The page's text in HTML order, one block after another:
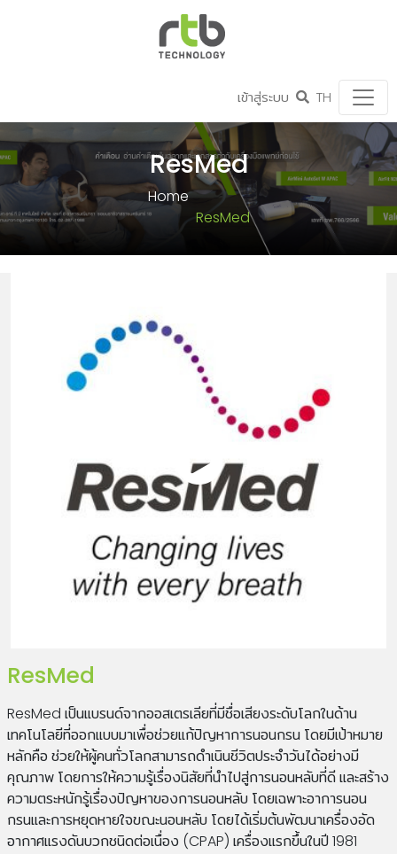
เข้าสู่ระบบ TH
ResMed
Home
ResMed
ResMed
ResMed เป็นแบรนด์จากออสเตรเลียที่มีชื่อเสียงระดับโลกในด้าน
เทคโนโลยีที่ออกแบบมาเพื่อช่วยแก้ปัญหาการนอนกรน โดยมีเป้าหมาย
หลักคือ ช่วยให้ผู้คนทั่วโลกสามารถดำเนินชีวิตประจำวันได้อย่างมี
คุณภาพ โดยการให้ความรู้เรื่องนิสัยที่นำไปสู่การนอนหลับที่ดี และสร้าง
ความตระหนักรู้เรื่องปัญหาของการนอนหลับ โดยเฉพาะอาการนอน
กรนและการหยุดหายใจขณะนอนหลับ โดยได้เริ่มต้นพัฒนาเครื่องอัด
อากาศแรงดันบวกชนิดต่อเนื่อง (CPAP) เครื่องแรกขึ้นในปี 1981